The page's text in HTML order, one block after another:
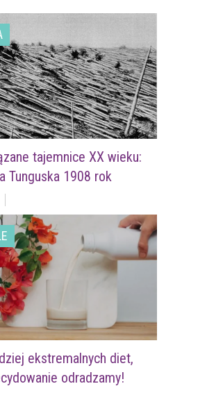
tajemnice XX wieku:
Tunguska 1908 rok
ekstremalnych diet,
odradzamy!